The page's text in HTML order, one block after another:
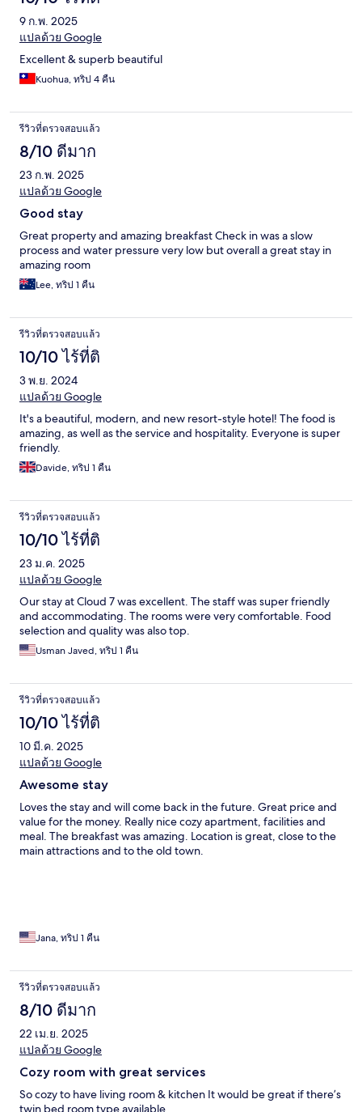
9 ก.พ. 2025
แปลด้วย Google
Excellent & superb beautiful
Kuohua, ทริป 4 คืน
รีวิวที่ตรวจสอบแล้ว
8/10 ดีมาก
23 ก.พ. 2025
แปลด้วย Google
Good stay
Great property and amazing breakfast Check in was a slow
process and water pressure very low but overall a great stay in
amazing room
Lee, ทริป 1 คืน
รีวิวที่ตรวจสอบแล้ว
10/10 ไร้ที่ติ
3 พ.ย. 2024
แปลด้วย Google
It's a beautiful, modern, and new resort-style hotel! The food is
amazing, as well as the service and hospitality. Everyone is super
friendly.
Davide, ทริป 1 คืน
รีวิวที่ตรวจสอบแล้ว
10/10 ไร้ที่ติ
23 ม.ค. 2025
แปลด้วย Google
Our stay at Cloud 7 was excellent. The staff was super friendly
and accommodating. The rooms were very comfortable. Food
selection and quality was also top.
Usman Javed, ทริป 1 คืน
รีวิวที่ตรวจสอบแล้ว
10/10 ไร้ที่ติ
10 มี.ค. 2025
แปลด้วย Google
Awesome stay
Loves the stay and will come back in the future. Great price and
value for the money. Really nice cozy apartment, facilities and
meal. The breakfast was amazing. Location is great, close to the
main attractions and to the old town.
Jana, ทริป 1 คืน
รีวิวที่ตรวจสอบแล้ว
8/10 ดีมาก
22 เม.ย. 2025
แปลด้วย Google
Cozy room with great services
So cozy to have living room & kitchen It would be great if there’s
twin bed room type available